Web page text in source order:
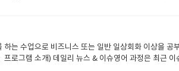
다. 잉글리쉬700 레벨시스템 기준으로 1권은
주로 수업을 하기 때문에 기본 문법이 정리되어 자
: 교재 미리보기 ● 잉글리쉬700에서 자체적으로 개
의 의견을 표현할 수 있도록 구성● 주제와 함께 유용
는 수업으로 비즈니스 또는 일반 일상회화 이상을
로그램 소개) 데일리 뉴스 & 이슈영어 과정은 최근